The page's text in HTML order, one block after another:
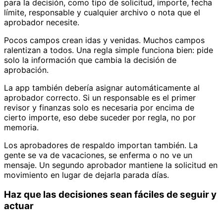
para la decisión, como tipo de solicitud, importe, fecha
límite, responsable y cualquier archivo o nota que el
aprobador necesite.
Pocos campos crean idas y venidas. Muchos campos
ralentizan a todos. Una regla simple funciona bien: pide
solo la información que cambia la decisión de
aprobación.
La app también debería asignar automáticamente al
aprobador correcto. Si un responsable es el primer
revisor y finanzas solo es necesaria por encima de
cierto importe, eso debe suceder por regla, no por
memoria.
Los aprobadores de respaldo importan también. La
gente se va de vacaciones, se enferma o no ve un
mensaje. Un segundo aprobador mantiene la solicitud en
movimiento en lugar de dejarla parada días.
Haz que las decisiones sean fáciles de seguir y
actuar